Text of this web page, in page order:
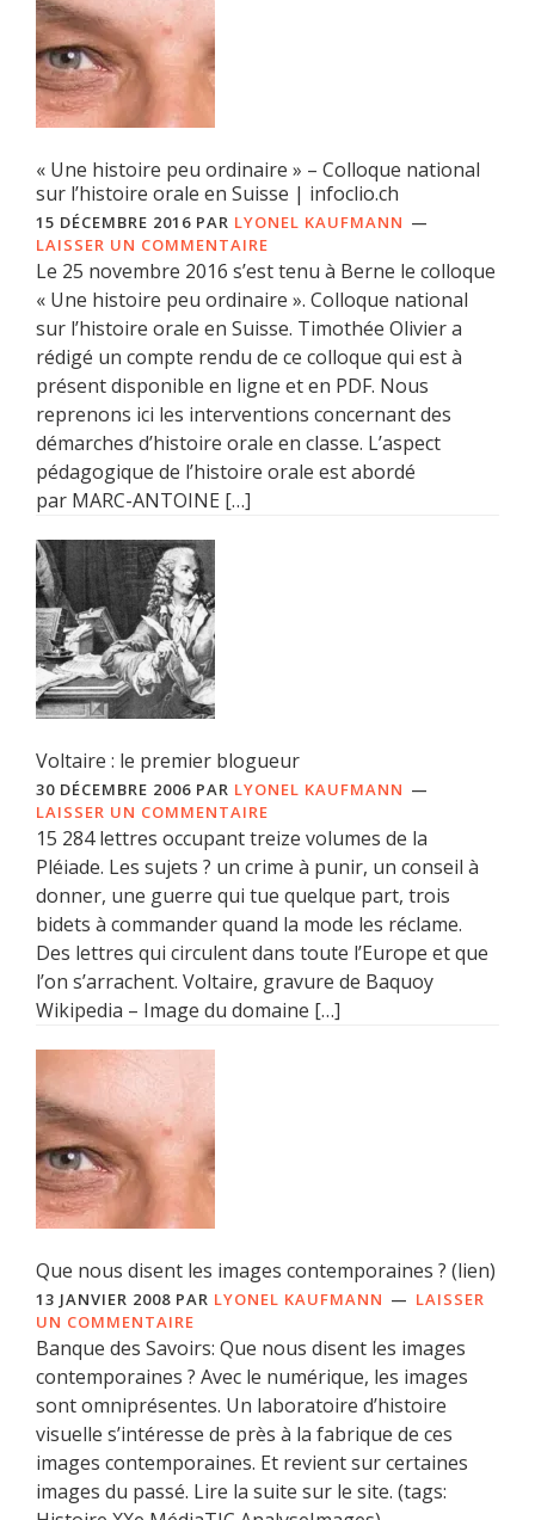
« Une histoire peu ordinaire » – Colloque national
sur l’histoire orale en Suisse | infoclio.ch
15 DÉCEMBRE 2016 PAR LYONEL KAUFMANN
LAISSER UN COMMENTAIRE
Le 25 novembre 2016 s’est tenu à Berne le colloque
« Une histoire peu ordinaire ». Colloque national
sur l’histoire orale en Suisse. Timothée Olivier a
rédigé un compte rendu de ce colloque qui est à
présent disponible en ligne et en PDF. Nous
reprenons ici les interventions concernant des
démarches d’histoire orale en classe. L’aspect
pédagogique de l’histoire orale est abordé
par MARC-ANTOINE […]
Voltaire : le premier blogueur
30 DÉCEMBRE 2006 PAR LYONEL KAUFMANN
LAISSER UN COMMENTAIRE
15 284 lettres occupant treize volumes de la
Pléiade. Les sujets ? un crime à punir, un conseil à
donner, une guerre qui tue quelque part, trois
bidets à commander quand la mode les réclame.
Des lettres qui circulent dans toute l’Europe et que
l’on s’arrachent. Voltaire, gravure de Baquoy
Wikipedia – Image du domaine […]
Que nous disent les images contemporaines ? (lien)
13 JANVIER 2008 PAR LYONEL KAUFMANN
LAISSER
UN COMMENTAIRE
Banque des Savoirs: Que nous disent les images
contemporaines ? Avec le numérique, les images
sont omniprésentes. Un laboratoire d’histoire
visuelle s’intéresse de près à la fabrique de ces
images contemporaines. Et revient sur certaines
images du passé. Lire la suite sur le site. (tags: